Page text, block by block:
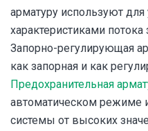
арматуру используют для
характеристиками потока
Запорно-регулирующая
как запорная и как
Предохранительная
автоматическом режиме
системы от высоких